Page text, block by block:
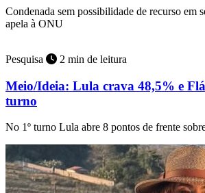
Condenada sem possibilidade de recurso em
apela à ONU
Pesquisa 2 min de leitura
Meio/Ideia: Lula crava 48,5% e
turno
No 1º turno Lula abre 8 pontos de frente